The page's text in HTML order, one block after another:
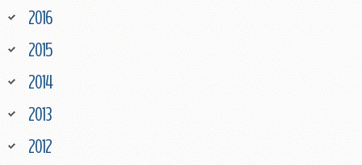
2016
2015
2014
2013
2012